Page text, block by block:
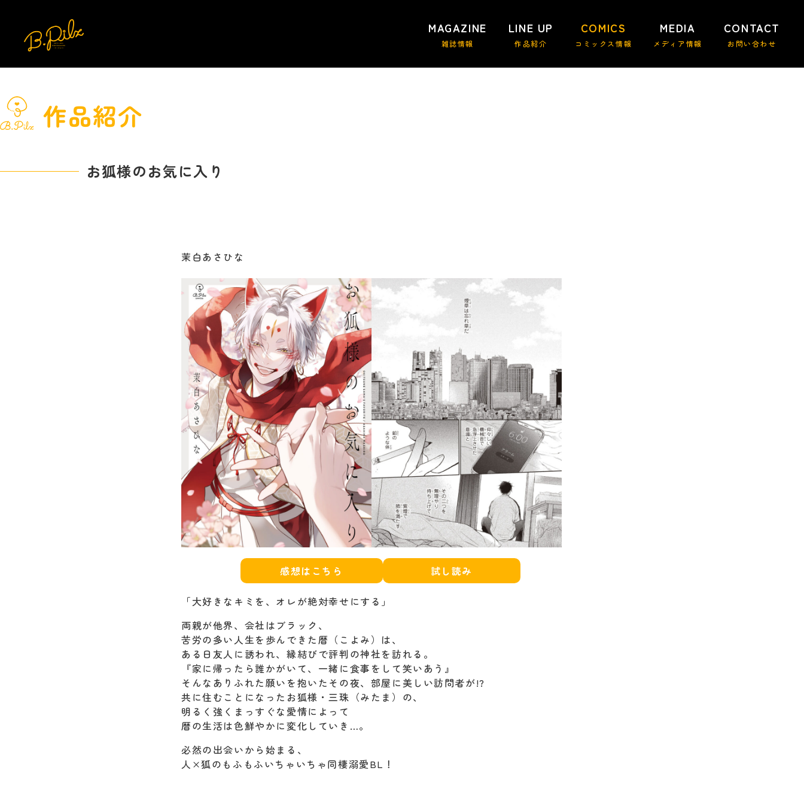
MAGAZINE
雑誌情報
LINE UP
作品紹介
COMICS
コミックス情報
MEDIA
メディア情報
CONTACT
お問い合わせ
作品紹介
お狐様のお気に入り
茉白あさひな
感想はこちら 試し読み
「大好きなキミを、オレが絶対幸せにする」
両親が他界、会社はブラック、
苦労の多い人生を歩んできた暦（こよみ）は、
ある日友人に誘われ、縁結びで評判の神社を訪れる。
『家に帰ったら誰かがいて、一緒に食事をして笑いあう』
そんなありふれた願いを抱いたその夜、部屋に美しい訪問者が!?
共に住むことになったお狐様・三珠（みたま）の、
明るく強くまっすぐな愛情によって
暦の生活は色鮮やかに変化していき…。
必然の出会いから始まる、
人×狐のもふもふいちゃいちゃ同棲溺愛BL！